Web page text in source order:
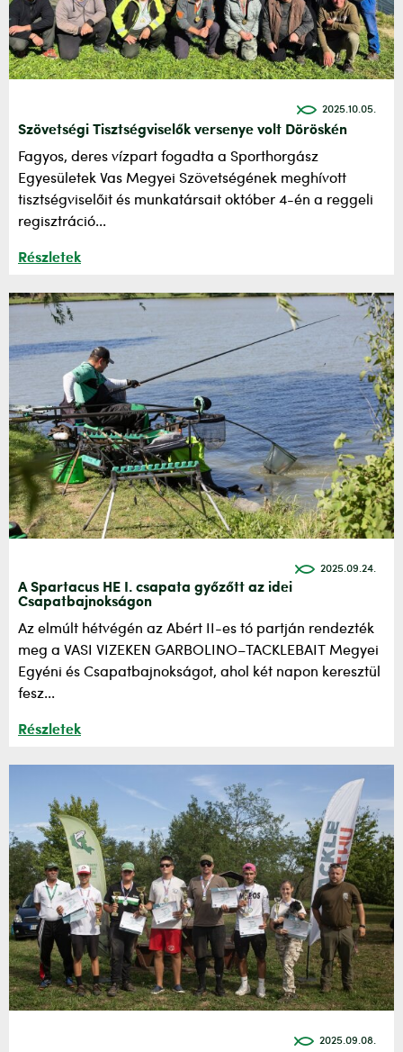
2025.10.05.
Szövetségi Tisztségviselők versenye volt Döröskén
Fagyos, deres vízpart fogadta a Sporthorgász
Egyesületek Vas Megyei Szövetségének meghívott
tisztségviselőit és munkatársait október 4-én a reggeli
regisztráció...
Részletek
2025.09.24.
A Spartacus HE I. csapata győzőtt az idei
Csapatbajnokságon
Az elmúlt hétvégén az Abért II-es tó partján rendezték
meg a VASI VIZEKEN GARBOLINO–TACKLEBAIT Megyei
Egyéni és Csapatbajnokságot, ahol két napon keresztül
fesz...
Részletek
2025.09.08.